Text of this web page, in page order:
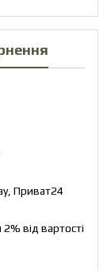
Приват24
від вартості